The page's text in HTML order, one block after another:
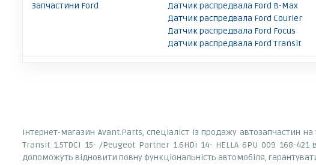
Запчастини Ford Датчик распредвала Ford B-Max
Датчик распредвала Ford Courier
Датчик распредвала Ford Focus
Датчик распредвала Ford Transit
Інтернет-магазин Avant.Parts, спеціаліст із продажу
Transit 1.5TDCI 15- /Peugeot Partner 1.6HDi 14- HELLA 6PU 009 168-421
допоможуть відновити повну функціональність автомобіля,